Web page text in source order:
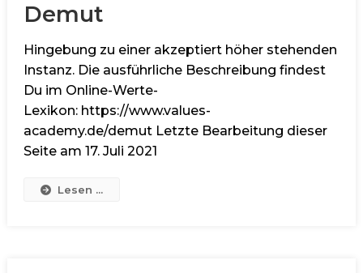
Demut
Hingebung zu einer akzeptiert höher stehenden
Instanz. Die ausführliche Beschreibung findest
Du im Online-Werte-
Lexikon: https://www.values-
academy.de/demut Letzte Bearbeitung dieser
Seite am 17. Juli 2021
Lesen ...